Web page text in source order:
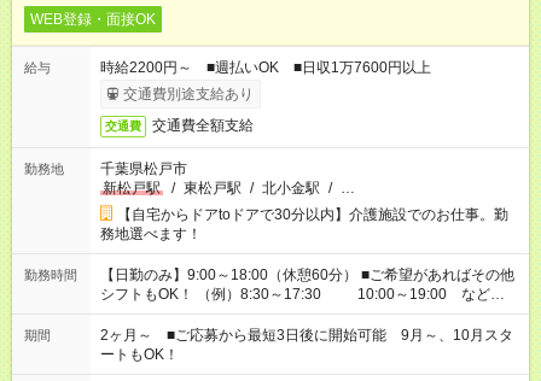
WEB登録・面接OK
給与
時給2200円～ ■週払いOK ■日収1万7600円以上
交通費別途支給あり
交通費 交通費全額支給
勤務地
千葉県松戸市
新松戸駅
/ 東松戸駅 / 北小金駅 / …
【自宅からドアtoドアで30分以内】介護施設でのお仕事。勤
務地選べます！
勤務時間
【日勤のみ】9:00～18:00（休憩60分） ■ご希望があればその他
シフトもOK！ （例）8:30～17:30 10:00～19:00 など
「家族とお休みを合わせたい」 「できれば残業はしたくない」
など、あなたのご希望に沿ったお仕事をご紹介します！ ※Wワ
ーク希望の方へ 今ご覧のお仕事で希望する勤務時間と、もう1つ
のお仕事の勤務時間。 合計で週40時間を超える場合は応募でき
期間
2ヶ月～ ■ご応募から最短3日後に開始可能 9月～、10月スタ
ートもOK！